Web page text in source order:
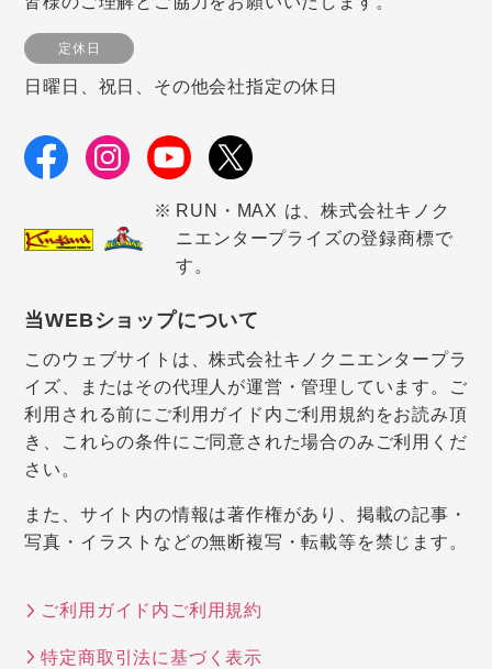
定休日
日曜日、祝日、その他会社指定の休日
RUN・MAX は、株式会社キノク
ニエンタープライズの登録商標で
す。
当WEBショップについて
このウェブサイトは、株式会社キノクニエンタープラ
イズ、またはその代理人が運営・管理しています。ご
利用される前にご利用ガイド内ご利用規約をお読み頂
き、これらの条件にご同意された場合のみご利用くだ
さい。
また、サイト内の情報は著作権があり、掲載の記事・
写真・イラストなどの無断複写・転載等を禁じます。
ご利用ガイド内ご利用規約
特定商取引法に基づく表示